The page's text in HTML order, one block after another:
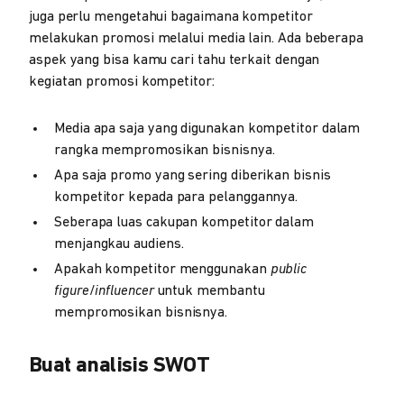
juga perlu mengetahui bagaimana kompetitor
melakukan promosi melalui media lain. Ada beberapa
aspek yang bisa kamu cari tahu terkait dengan
kegiatan promosi kompetitor:
Media apa saja yang digunakan kompetitor dalam
rangka mempromosikan bisnisnya.
Apa saja promo yang sering diberikan bisnis
kompetitor kepada para pelanggannya.
Seberapa luas cakupan kompetitor dalam
menjangkau audiens.
Apakah kompetitor menggunakan public
figure/influenceruntuk membantu
mempromosikan bisnisnya.
Buat analisis SWOT